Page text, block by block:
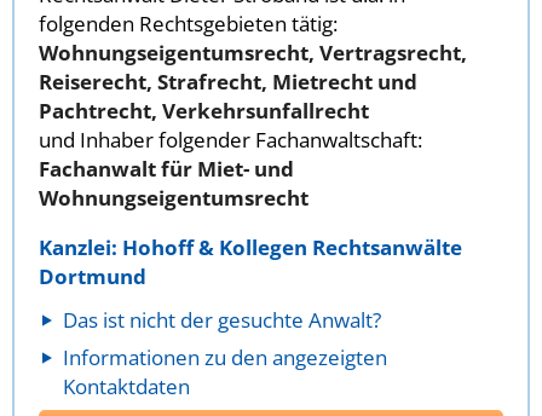
folgenden Rechtsgebieten tätig:
Wohnungseigentumsrecht, Vertragsrecht,
Reiserecht, Strafrecht, Mietrecht und
Pachtrecht, Verkehrsunfallrecht
und Inhaber folgender Fachanwaltschaft:
Fachanwalt für Miet- und
Wohnungseigentumsrecht
Kanzlei: Hohoff & Kollegen Rechtsanwälte
Dortmund
Das ist nicht der gesuchte Anwalt?
Informationen zu den angezeigten
Kontaktdaten